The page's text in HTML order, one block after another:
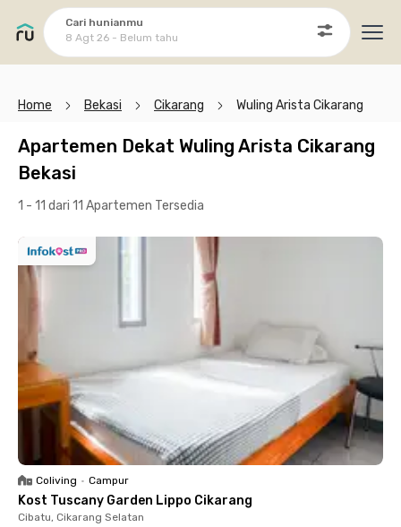
Cari hunianmu
8 Agt 26 - Belum tahu
Home Bekasi Cikarang Wuling Arista Cikarang
Apartemen Dekat Wuling Arista Cikarang
Bekasi
1 - 11 dari 11 Apartemen Tersedia
Coliving • Campur
Kost Tuscany Garden Lippo Cikarang
Cibatu, Cikarang Selatan